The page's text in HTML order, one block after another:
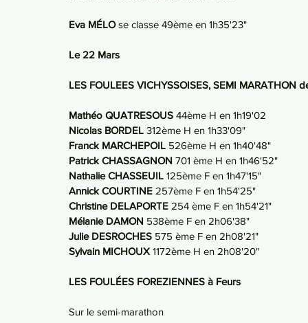
Eva MÉLO se classe 49ème en 1h35'23"
Le 22 Mars
LES FOULEES VICHYSSOISES, SEMI MARATHON
Mathéo QUATRESOUS 44ème H en 1h19'02
Nicolas BORDEL 312ème H en 1h33'09"
Franck MARCHEPOIL 526ème H en 1h40'48"
Patrick CHASSAGNON 701 ème H en 1h46'52"
Nathalie CHASSEUIL 125ème F en 1h47'15"
Annick COURTINE 257ème F en 1h54'25"
Christine DELAPORTE 254 ème F en 1h54'21"
Mélanie DAMON 538ème F en 2h06'38"
Julie DESROCHES 575 ème F en 2h08'21"
Sylvain MICHOUX 1172ème H en 2h08'20"
LES FOULÉES FOREZIENNES à Feurs
Sur le semi-marathon